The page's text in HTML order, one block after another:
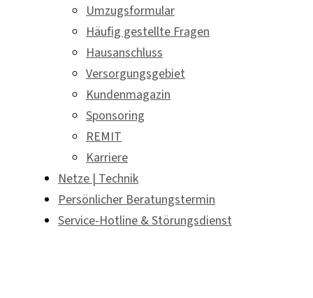
Umzugsformular
Häufig gestellte Fragen
Hausanschluss
Versorgungsgebiet
Kundenmagazin
Sponsoring
REMIT
Karriere
Netze | Technik
Persönlicher Beratungstermin
Service-Hotline & Störungsdienst